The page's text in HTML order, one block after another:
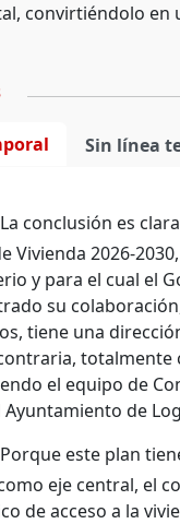
convirtiéndolo en
Sin línea
La conclusión es
Vivienda 2026-
y para el cual el
su
tiene una
totalmente
el equipo de
Ayuntamiento de
Porque este plan
eje central, el
de acceso a la